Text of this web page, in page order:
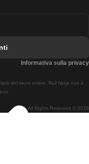
All Rights Reserved © 2026
del treno online. Rail Ninja non è
Informativa sulla privacy